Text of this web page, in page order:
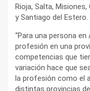
Rioja, Salta,
y Santiago del Estero.
“Para una persona
profesión en una
competencias que
variación hace que
la profesión como el
distintas provincias